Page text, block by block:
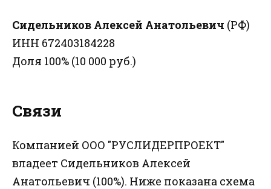
Сидельников Алексей Анатольевич (РФ)
ИНН 672403184228
Доля 100% (10 000 руб.)
Связи
Компанией ООО "РУСЛИДЕРПРОЕКТ"
владеет Сидельников Алексей
Анатольевич (100%). Ниже показана схема